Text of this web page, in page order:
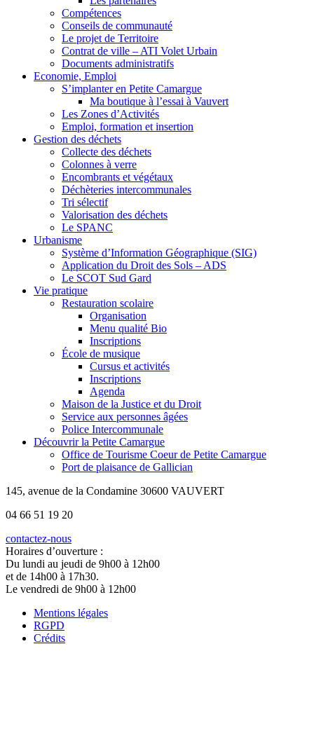
Compétences
Conseils de communauté
Le projet de Territoire
Contrat de ville – ATI Volet Urbain
Documents administratifs
Economie, Emploi
S’implanter en Petite Camargue
Ma boutique à l’essai à Vauvert
Les Zones d’Activités
Emploi, formation et insertion
Gestion des déchets
Collecte des déchets
Colonnes à verre
Encombrants et végétaux
Déchèteries intercommunales
Tri sélectif
Valorisation des déchets
Le SPANC
Urbanisme
Système d’Information Géographique (SIG)
Application du Droit des Sols – ADS
Le SCOT Sud Gard
Vie pratique
Restauration scolaire
Organisation
Menu qualité Bio
Inscriptions
École de musique
Cursus et activités
Inscriptions
Agenda
Maison de la Justice et du Droit
Service aux personnes âgées
Police Intercommunale
Découvrir la Petite Camargue
Office de Tourisme Coeur de Petite Camargue
Port de plaisance de Gallician
145, avenue de la Condamine 30600 VAUVERT
04 66 51 19 20
contactez-nous
Horaires d’ouverture :
Du lundi au jeudi de 9h00 à 12h00
et de 14h00 à 17h30.
Le vendredi de 9h00 à 12h00
Mentions légales
RGPD
Crédits